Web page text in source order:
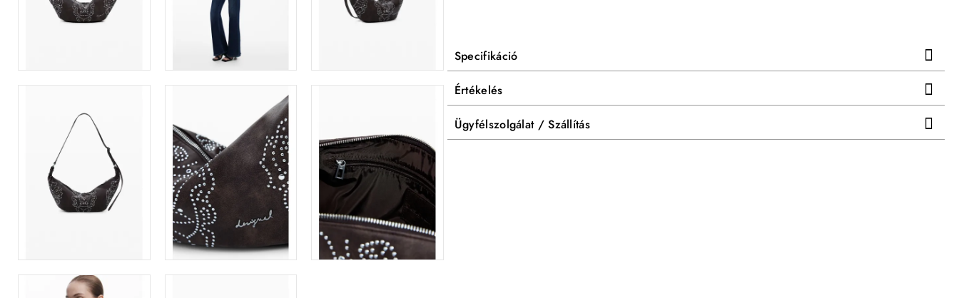
Specifikáció
Értékelés
Ügyfélszolgálat / Szállítás